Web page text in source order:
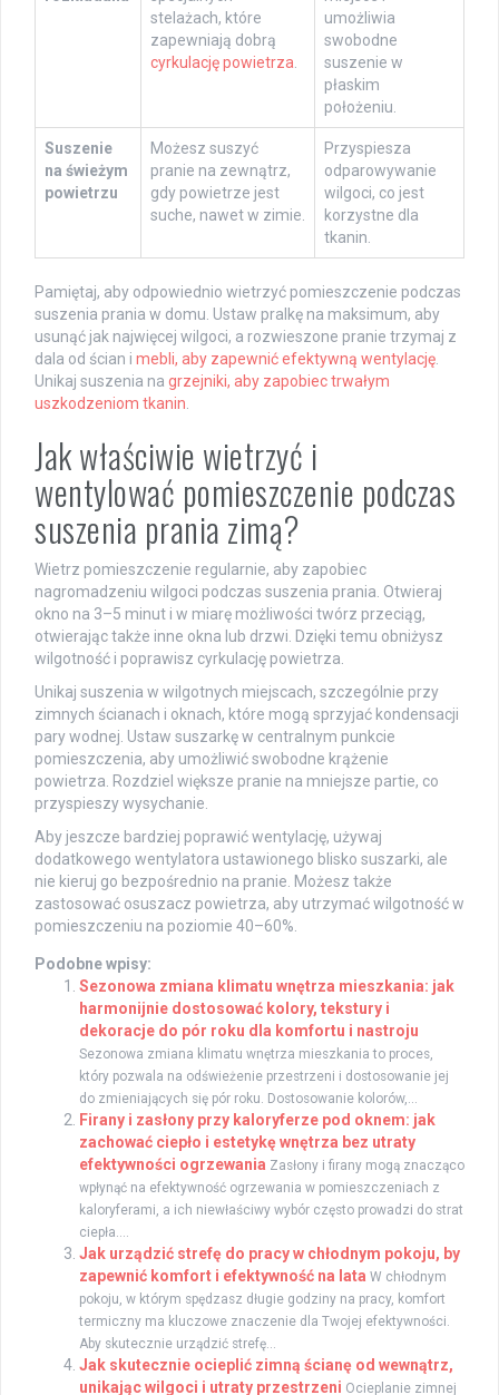
stelażach, które
zapewniają dobrą
cyrkulację powietrza
umożliwia
swobodne
suszenie w
płaskim
położeniu.
Suszenie
na świeżym
powietrzu
Możesz suszyć
pranie na zewnątrz,
gdy powietrze jest
suche, nawet w zimie.
Przyspiesza
odparowywanie
wilgoci, co jest
korzystne dla
tkanin.
Pamiętaj, aby odpowiednio wietrzyć pomieszczenie podczas
suszenia prania w domu. Ustaw pralkę na maksimum, aby
usunąć jak najwięcej wilgoci, a rozwieszone pranie trzymaj z
dala od ścian i mebli, aby zapewnić efektywną wentylację
Unikaj suszenia na grzejniki, aby zapobiec trwałym
uszkodzeniom tkanin
Jak właściwie wietrzyć i
wentylować pomieszczenie podczas
suszenia prania zimą?
Wietrz pomieszczenie regularnie, aby zapobiec
nagromadzeniu wilgoci podczas suszenia prania. Otwieraj
okno na 3–5 minut i w miarę możliwości twórz przeciąg,
otwierając także inne okna lub drzwi. Dzięki temu obniżysz
wilgotność i poprawisz cyrkulację powietrza.
Unikaj suszenia w wilgotnych miejscach, szczególnie przy
zimnych ścianach i oknach, które mogą sprzyjać kondensacji
pary wodnej. Ustaw suszarkę w centralnym punkcie
pomieszczenia, aby umożliwić swobodne krążenie
powietrza. Rozdziel większe pranie na mniejsze partie, co
przyspieszy wysychanie.
Aby jeszcze bardziej poprawić wentylację, używaj
dodatkowego wentylatora ustawionego blisko suszarki, ale
nie kieruj go bezpośrednio na pranie. Możesz także
zastosować osuszacz powietrza, aby utrzymać wilgotność w
pomieszczeniu na poziomie 40–60%.
Podobne wpisy:
Sezonowa zmiana klimatu wnętrza mieszkania: jak
harmonijnie dostosować kolory, tekstury i
dekoracje do pór roku dla komfortu i nastroju
Sezonowa zmiana klimatu wnętrza mieszkania to proces,
który pozwala na odświeżenie przestrzeni i dostosowanie jej
do zmieniających się pór roku. Dostosowanie kolorów,...
Firany i zasłony przy kaloryferze pod oknem: jak
zachować ciepło i estetykę wnętrza bez utraty
efektywności ogrzewania Zasłony i firany mogą znacząco
wpłynąć na efektywność ogrzewania w pomieszczeniach z
kaloryferami, a ich niewłaściwy wybór często prowadzi do strat
ciepła....
Jak urządzić strefę do pracy w chłodnym pokoju, by
zapewnić komfort i efektywność na lata W chłodnym
pokoju, w którym spędzasz długie godziny na pracy, komfort
termiczny ma kluczowe znaczenie dla Twojej efektywności.
Aby skutecznie urządzić strefę...
Jak skutecznie ocieplić zimną ścianę od wewnątrz,
unikając wilgoci i utraty przestrzeni Ocieplanie zimnej